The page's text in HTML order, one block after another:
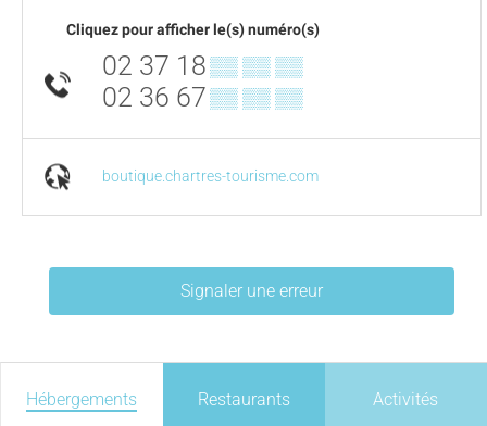
Cliquez pour afficher le(s) numéro(s)
02 37 18 ▒▒ ▒▒ ▒▒
02 36 67 ▒▒ ▒▒ ▒▒
boutique.chartres-tourisme.com
Signaler une erreur
Hébergements Restaurants Activités